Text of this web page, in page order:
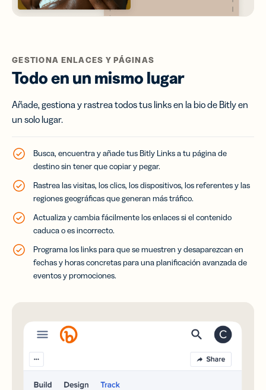
GESTIONA ENLACES Y PÁGINAS
Todo en un mismo lugar
Añade, gestiona y rastrea todos tus links en la bio de Bitly en
un solo lugar.
Busca, encuentra y añade tus Bitly Links a tu página de
destino sin tener que copiar y pegar.
Rastrea las visitas, los clics, los dispositivos, los referentes y las
regiones geográficas que generan más tráfico.
Actualiza y cambia fácilmente los enlaces si el contenido
caduca o es incorrecto.
Programa los links para que se muestren y desaparezcan en
fechas y horas concretas para una planificación avanzada de
eventos y promociones.